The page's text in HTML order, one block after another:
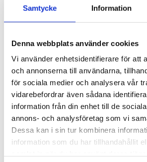
Samtycke Information
Denna webbplats använder cookies
Vi använder enhetsidentifierare för att
och annonserna till användarna,
för sociala medier och analysera vår
vidarebefordrar även sådana
information från din enhet till de
annons- och analysföretag som vi
Dessa kan i sin tur kombinera
information som du har tillhandahållit
som till exempel nedan nämnda.
Fjärrvärmesystem för att övervaka
och optimera energianvändning.
Vattenförsörjning för att detektera
säkerställa konstant trycknivå.
Industriella processer där
för drift och säkerhet.